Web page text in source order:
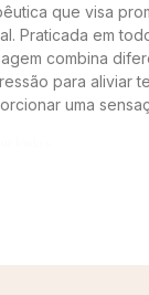
que visa
Praticada em
combina
para aliviar
uma